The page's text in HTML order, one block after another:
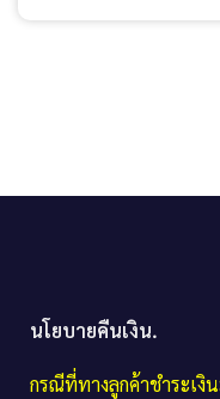
นโยบายคืนเงิน.
กรณีที่ทางลูกค้าชำระเงิ